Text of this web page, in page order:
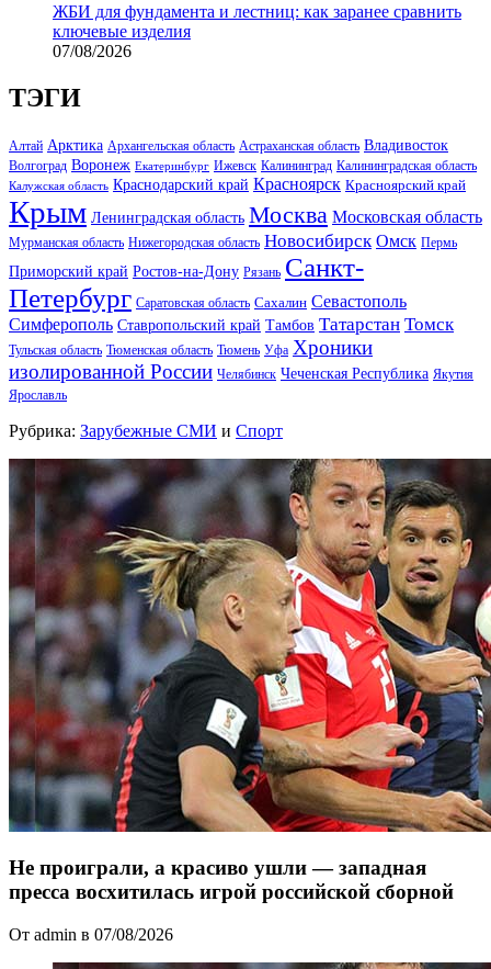
ЖБИ для фундамента и лестниц: как заранее сравнить
ключевые изделия
07/08/2026
ТЭГИ
Алтай Арктика Архангельская область Астраханская область Владивосток
Волгоград Воронеж Екатеринбург Ижевск Калининград Калининградская область
Калужская область Краснодарский край Красноярск Красноярский край
Крым Ленинградская область Москва Московская область
Мурманская область Нижегородская область Новосибирск Омск Пермь
Приморский край Ростов-на-Дону Рязань Санкт-
Петербург Саратовская область Сахалин Севастополь
Симферополь Ставропольский край Тамбов Татарстан Томск
Тульская область Тюменская область Тюмень Уфа Хроники
изолированной России Челябинск Чеченская Республика Якутия
Ярославль
Рубрика: Зарубежные СМИ и Спорт
Не проиграли, а красиво ушли — западная
пресса восхитилась игрой российской сборной
От admin в 07/08/2026